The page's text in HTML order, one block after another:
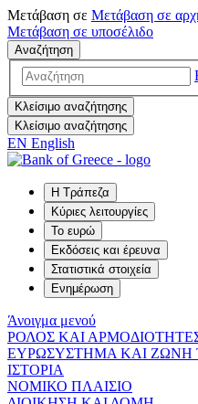
Μετάβαση σε Μετάβαση σε
Μετάβαση σε υποσέλιδο
Αναζήτηση
Κλείσιμο αναζήτησης
Κλείσιμο αναζήτησης
EN English
Η Τράπεζα
Κύριες λειτουργίες
Το ευρώ
Εκδόσεις και έρευνα
Στατιστικά στοιχεία
Ενημέρωση
Άνοιγμα μενού
ΡΟΛΟΣ ΚΑΙ
ΕΥΡΩΣΥΣΤΗΜΑ ΚΑΙ ΖΩΝΗ
ΙΣΤΟΡΙΑ
ΝΟΜΙΚΟ ΠΛΑΙΣΙΟ